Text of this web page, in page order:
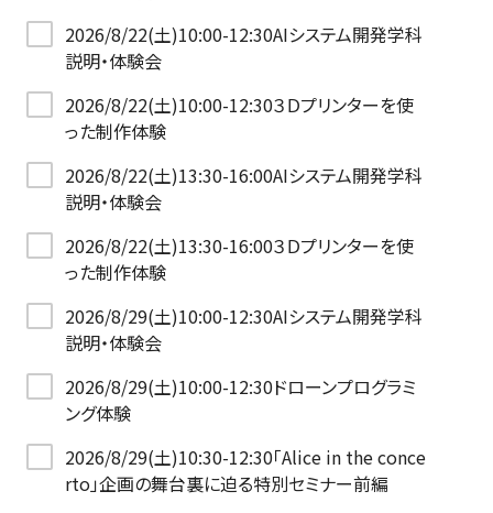
2026/8/22(土)10:00-12:30AIシステム開発学科
説明・体験会
2026/8/22(土)10:00-12:30３Ｄプリンターを使
った制作体験
2026/8/22(土)13:30-16:00AIシステム開発学科
説明・体験会
2026/8/22(土)13:30-16:00３Ｄプリンターを使
った制作体験
2026/8/29(土)10:00-12:30AIシステム開発学科
説明・体験会
2026/8/29(土)10:00-12:30ドローンプログラミ
ング体験
2026/8/29(土)10:30-12:30「Alice in the conce
rto」企画の舞台裏に迫る特別セミナー前編